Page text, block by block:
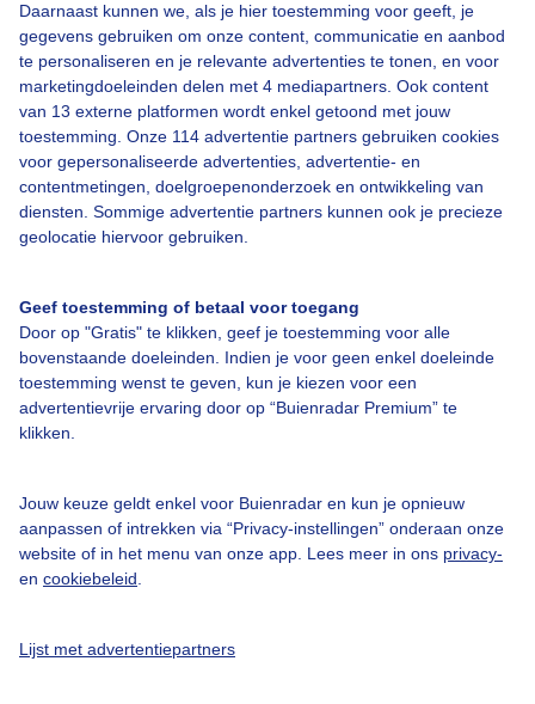
Daarnaast kunnen we, als je hier toestemming voor geeft, je
gegevens gebruiken om onze content, communicatie en aanbod
te personaliseren en je relevante advertenties te tonen, en voor
marketingdoeleinden delen met 4 mediapartners. Ook content
van 13 externe platformen wordt enkel getoond met jouw
toestemming. Onze 114 advertentie partners gebruiken cookies
voor gepersonaliseerde advertenties, advertentie- en
contentmetingen, doelgroepenonderzoek en ontwikkeling van
diensten. Sommige advertentie partners kunnen ook je precieze
geolocatie hiervoor gebruiken.
Geef toestemming of betaal voor toegang
Door op "Gratis" te klikken, geef je toestemming voor alle
bovenstaande doeleinden. Indien je voor geen enkel doeleinde
toestemming wenst te geven, kun je kiezen voor een
advertentievrije ervaring door op “Buienradar Premium” te
klikken.
Jouw keuze geldt enkel voor Buienradar en kun je opnieuw
aanpassen of intrekken via “Privacy-instellingen” onderaan onze
website of in het menu van onze app. Lees meer in ons privacy-
en cookiebeleid
Lijst met advertentiepartners
Over Buienradar
Bedrijfsgegevens
Contact
Toegankelijkheid
Gebruikersvoorwaarden
Adverteren
Privacy beleid
Cookie beleid